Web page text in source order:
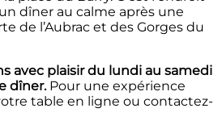
dîner au calme après une
de l’Aubrac et des Gorges du
avec plaisir du lundi au samedi
dîner.Pour une expérience
table en ligne ou contactez-